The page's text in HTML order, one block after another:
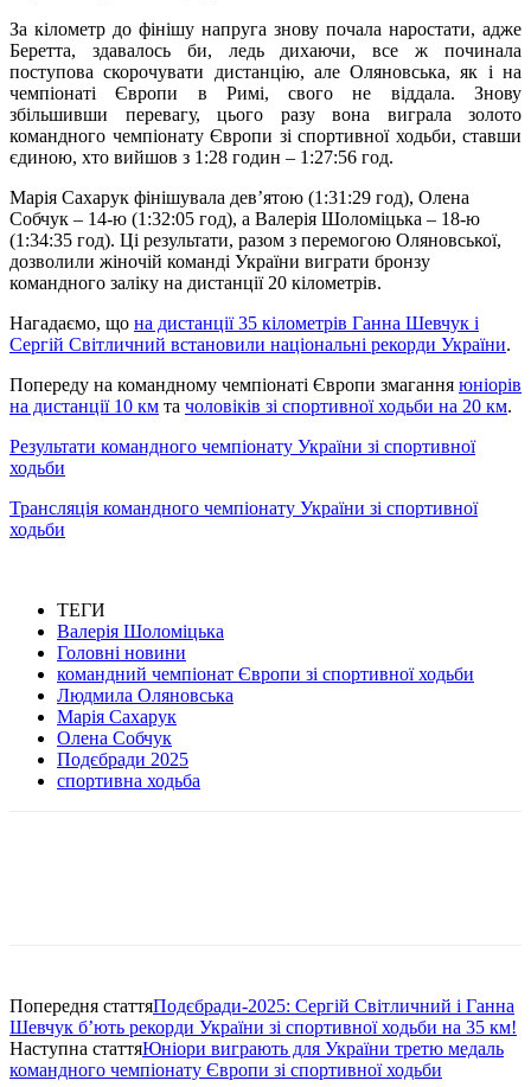
За кілометр до фінішу напруга знову почала наростати, адже
Беретта, здавалось би, ледь дихаючи, все ж починала
поступова скорочувати дистанцію, але Оляновська, як і на
чемпіонаті Європи в Римі, свого не віддала. Знову
збільшивши перевагу, цього разу вона виграла золото
командного чемпіонату Європи зі спортивної ходьби, ставши
єдиною, хто вийшов з 1:28 годин – 1:27:56 год.
Марія Сахарук фінішувала дев’ятою (1:31:29 год), Олена
Собчук – 14-ю (1:32:05 год), а Валерія Шоломіцька – 18-ю
(1:34:35 год). Ці результати, разом з перемогою Оляновської,
дозволили жіночій команді України виграти бронзу
командного заліку на дистанції 20 кілометрів.
Нагадаємо, що на дистанції 35 кілометрів Ганна Шевчук і
Сергій Світличний встановили національні рекорди України.
Попереду на командному чемпіонаті Європи змагання юніорів
на дистанції 10 км та чоловіків зі спортивної ходьби на 20 км.
Результати командного чемпіонату України зі спортивної
ходьби
Трансляція командного чемпіонату України зі спортивної
ходьби
ТЕГИ
Валерія Шоломіцька
Головні новини
командний чемпіонат Європи зі спортивної ходьби
Людмила Оляновська
Марія Сахарук
Олена Собчук
Подєбради 2025
спортивна ходьба
Попередня статтяПодєбради-2025: Сергій Світличний і Ганна
Шевчук б’ють рекорди України зі спортивної ходьби на 35 км!
Наступна статтяЮніори виграють для України третю медаль
командного чемпіонату Європи зі спортивної ходьби